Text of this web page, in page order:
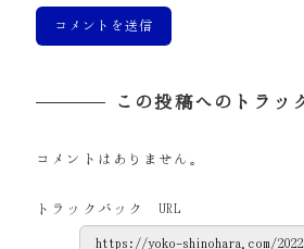
この投稿へのトラッ
コメントはありません。
トラックバック URL